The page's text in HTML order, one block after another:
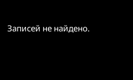
Записей не найдено.